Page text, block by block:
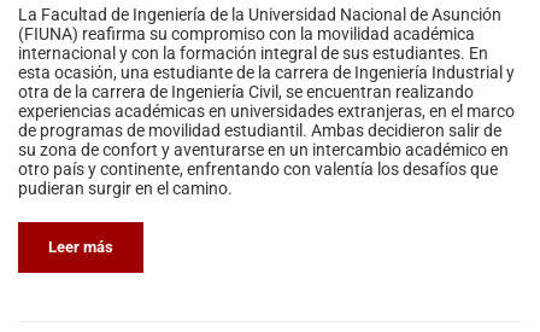
La Facultad de Ingeniería de la Universidad Nacional de Asunción
(FIUNA) reafirma su compromiso con la movilidad académica
internacional y con la formación integral de sus estudiantes. En
esta ocasión, una estudiante de la carrera de Ingeniería Industrial y
otra de la carrera de Ingeniería Civil, se encuentran realizando
experiencias académicas en universidades extranjeras, en el marco
de programas de movilidad estudiantil. Ambas decidieron salir de
su zona de confort y aventurarse en un intercambio académico en
otro país y continente, enfrentando con valentía los desafíos que
pudieran surgir en el camino.
Leer más